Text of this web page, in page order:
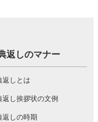
返しのマナー
返しとは
返し挨拶状の文例
返しの時期